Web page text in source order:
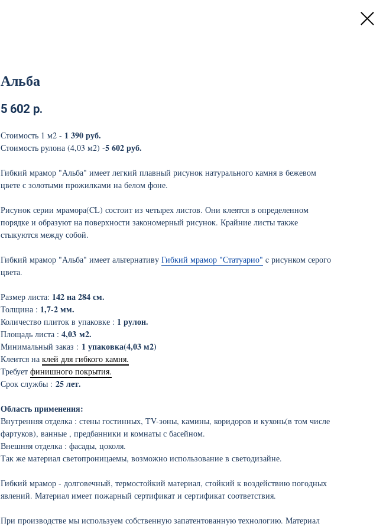
Альба
5 602 р.
Стоимость 1 м2 - 1 390 руб.
Стоимость рулона (4,03 м2) -5 602 руб.
Гибкий мрамор "Альба" имеет легкий плавный рисунок натурального камня в бежевом
цвете с золотыми прожилками на белом фоне.
Рисунок серии мрамора(CL) состоит из четырех листов. Они клеятся в определенном
порядке и образуют на поверхности закономерный рисунок. Крайние листы также
стыкуются между собой.
Гибкий мрамор "Альба" имеет альтернативу Гибкий мрамор "Статуарио" c рисунком серого
цвета.
Размер листа: 142 на 284 см.
Толщина : 1,7-2 мм.
Количество плиток в упаковке : 1 рулон.
Площадь листа : 4,03 м2.
Минимальный заказ : 1 упаковка(4,03 м2)
Клеится на клей для гибкого камня.
Требует финишного покрытия.
Срок службы : 25 лет.
Область применения:
Внутренняя отделка : стены гостинных, TV-зоны, камины, коридоров и кухонь(в том числе
фартуков), ванные , предбанники и комнаты с басейном.
Внешняя отделка : фасады, цоколя.
Так же материал светопроницаемы, возможно использование в светодизайне.
Гибкий мрамор - долговечный, термостойкий материал, стойкий к воздействию погодных
явлений. Материал имеет пожарный сертификат и сертификат соответствия.
При производстве мы используем собственную запатентованную технологию. Материал